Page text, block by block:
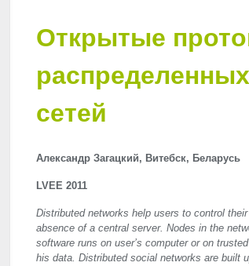
Открытые
сетей
Александр Загацкий, Витебск, Беларусь
LVEE 2011
Distributed networks help users to control
absence of a central server. Nodes in the
software runs on user’s computer or on
his data. Distributed social networks are built